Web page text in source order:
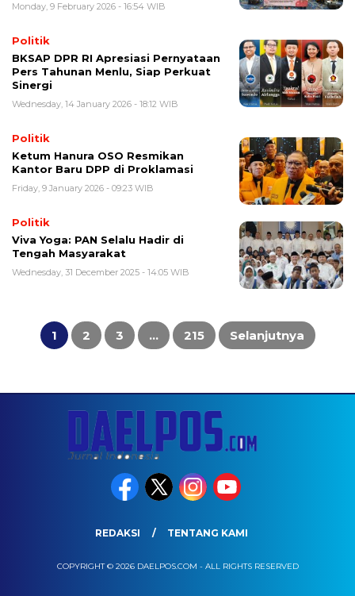
Monday, 9 February 2026 - 16:54 WIB
Politik
BKSAP DPR RI Apresiasi Pernyataan
Pers Tahunan Menlu, Siap Perkuat
Sinergi
Wednesday, 14 January 2026 - 18:12 WIB
Politik
Ketum Hanura OSO Resmikan
Kantor Baru DPP di Proklamasi
Friday, 9 January 2026 - 09:23 WIB
Politik
Viva Yoga: PAN Selalu Hadir di
Tengah Masyarakat
Wednesday, 31 December 2025 - 14:05 WIB
Posts
pagination
1 2 3 … 215 Selanjutnya
REDAKSI TENTANG KAMI
COPYRIGHT © 2026 DAELPOS.COM - ALL RIGHTS RESERVED